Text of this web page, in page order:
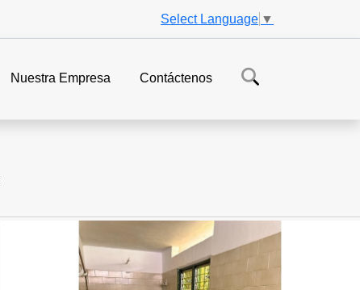
Select Language ▼
Nuestra Empresa Contáctenos